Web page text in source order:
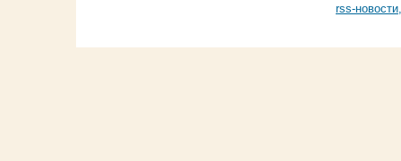
rss-